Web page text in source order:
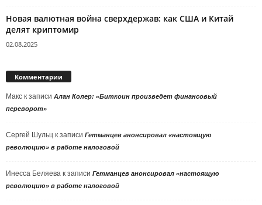
Новая валютная война сверхдержав: как США и Китай
делят криптомир
02.08.2025
Комментарии
Макс к записи Алан Колер: «Биткоин произведет финансовый
переворот»
Сергей Шульц к записи Гетманцев анонсировал «настоящую
революцию» в работе налоговой
Инесса Беляева к записи Гетманцев анонсировал «настоящую
революцию» в работе налоговой